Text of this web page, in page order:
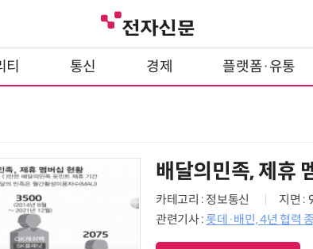
티 통신 경제 플랫폼·유통
배달의민족, 제휴
카테고리 : 정보통신 지면 :
관련기사 :롯데·배민, 4년 협력